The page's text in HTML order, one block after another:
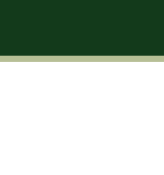
ตำบลมาบแคน่าอยู่